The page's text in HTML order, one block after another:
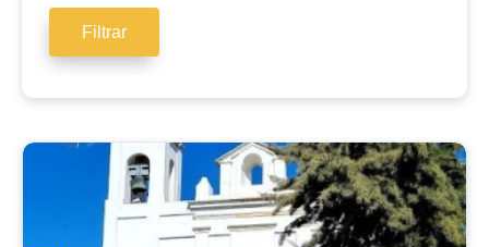
Filtrar
Las
parroquias